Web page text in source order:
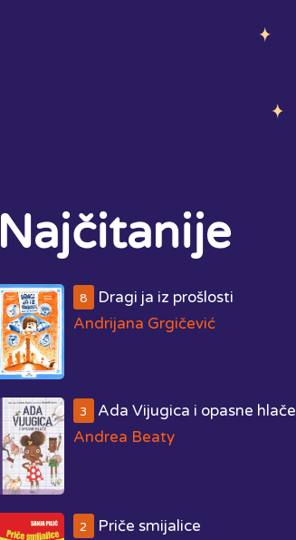
Najčitanije
8
Dragi ja iz prošlosti
Andrijana Grgičević
3
Ada Vijugica i opasne hlače
Andrea Beaty
2 Priče smijalice